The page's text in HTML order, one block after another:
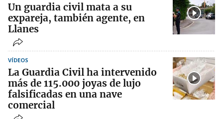
Un guardia civil mata a su
expareja, también agente, en
Llanes
VÍDEOS
La Guardia Civil ha intervenido
más de 115.000 joyas de lujo
falsificadas en una nave
comercial